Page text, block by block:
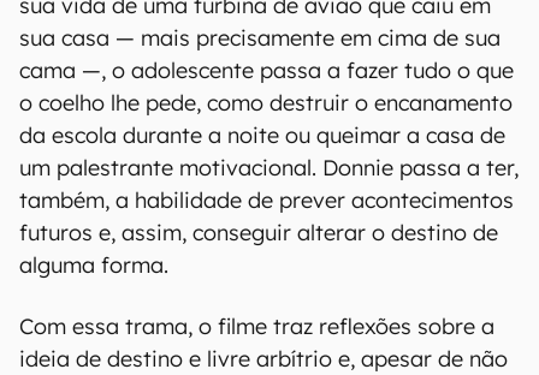
sua vida de uma turbina de avião que caiu em
sua casa — mais precisamente em cima de sua
cama —, o adolescente passa a fazer tudo o que
o coelho lhe pede, como destruir o encanamento
da escola durante a noite ou queimar a casa de
um palestrante motivacional. Donnie passa a ter,
também, a habilidade de prever acontecimentos
futuros e, assim, conseguir alterar o destino de
alguma forma.
Com essa trama, o filme traz reflexões sobre a
ideia de destino e livre arbítrio e, apesar de não